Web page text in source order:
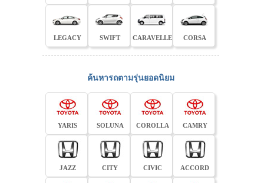
LEGACY SWIFT CARAVELLE CORSA
ค้นหารถตามรุ่นยอดนิยม
YARIS SOLUNA COROLLA CAMRY
JAZZ CITY CIVIC ACCORD